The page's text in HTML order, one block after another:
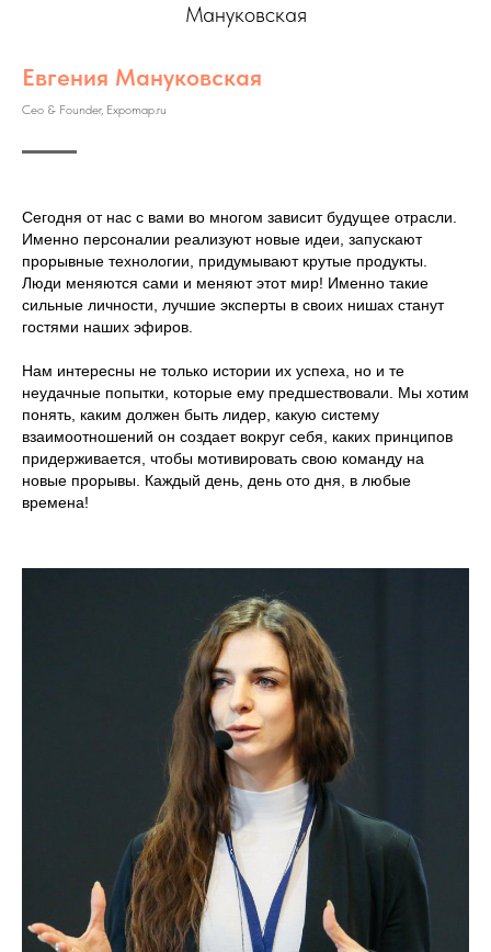
Мануковская
Евгения Мануковская
Ceo & Founder, Expomap.ru
Сегодня от нас с вами во многом зависит будущее отрасли.
Именно персоналии реализуют новые идеи, запускают
прорывные технологии, придумывают крутые продукты.
Люди меняются сами и меняют этот мир! Именно такие
сильные личности, лучшие эксперты в своих нишах станут
гостями наших эфиров.
Нам интересны не только истории их успеха, но и те
неудачные попытки, которые ему предшествовали. Мы хотим
понять, каким должен быть лидер, какую систему
взаимоотношений он создает вокруг себя, каких принципов
придерживается, чтобы мотивировать свою команду на
новые прорывы. Каждый день, день ото дня, в любые
времена!